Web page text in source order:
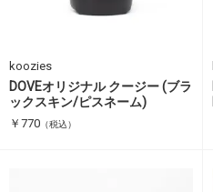
koozies
DOVEオリジナル クージー (ブラ
ックスキン/ピスネーム)
￥770 （税込）